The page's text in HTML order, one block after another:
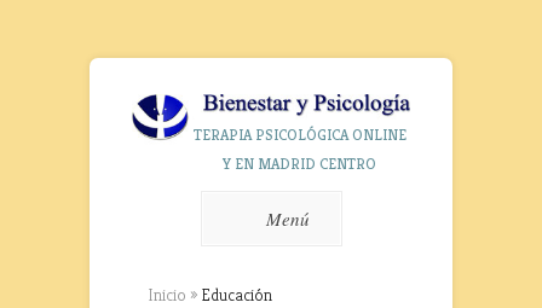
TERAPIA PSICOLÓGICA ONLINE
Y EN MADRID CENTRO
Menú
Inicio » Educación